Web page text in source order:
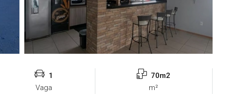
1
Vaga
70m2
m²